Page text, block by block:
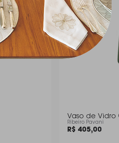
Vaso de Vidro
Ribeiro Pavani
R$ 405,00